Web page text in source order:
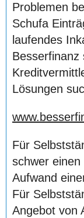
Problemen
Schufa
laufendes
Besserfinanz
Lösungen
Für
schwer
Aufwand
Für
Angebot von